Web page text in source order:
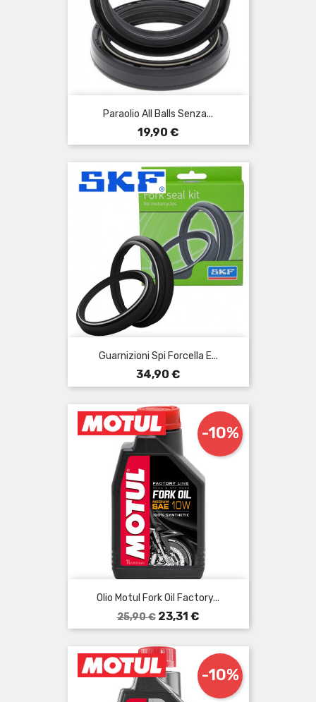
Paraolio All Balls Senza...
Prezzo
19,90 €
Guarnizioni Spi Forcella E...
Prezzo
34,90 €
Olio Motul Fork Oil Factory...
Prezzo
base
25,90 €
-10%
Prezzo
23,31 €
-10%